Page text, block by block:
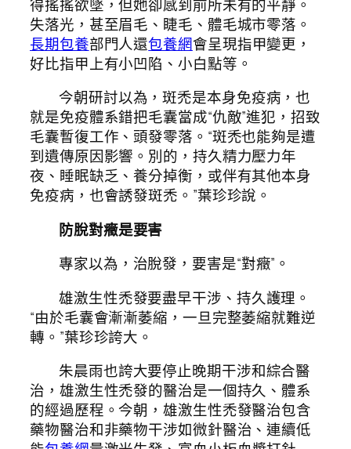
得搖搖欲墜，但她卻感到前所未有的平靜。
失落光，甚至眉毛、睫毛、體毛城市零落。
長期包養部門人還包養網會呈現指甲變更，
好比指甲上有小凹陷、小白點等。
今朝研討以為，斑禿是本身免疫病，也
就是免疫體系錯把毛囊當成“仇敵”進犯，招致
毛囊暫復工作、頭發零落。“斑禿也能夠是遭
到遺傳原因影響。別的，持久精力壓力年
夜、睡眠缺乏、養分掉衡，或伴有其他本身
免疫病，也會誘發斑禿。”葉珍珍說。
防脫對癥是要害
專家以為，治脫發，要害是“對癥”。
雄激生性禿發要盡早干涉、持久護理。
“由於毛囊會漸漸萎縮，一旦完整萎縮就難逆
轉。”葉珍珍誇大。
朱晨雨也誇大要停止晚期干涉和綜合醫
治，雄激生性禿發的醫治是一個持久、體系
的經過歷程。今朝，雄激生性禿發醫治包含
藥物醫治和非藥物干涉如微針醫治、連續低